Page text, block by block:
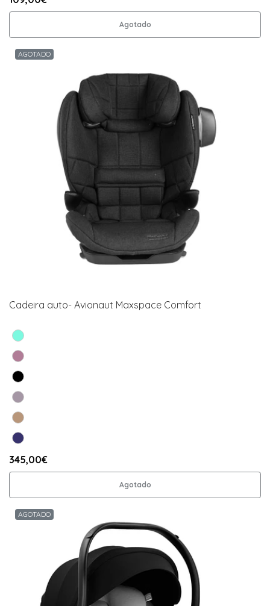
Agotado
AGOTADO
Cadeira auto- Avionaut Maxspace Comfort
345,00€
Agotado
AGOTADO